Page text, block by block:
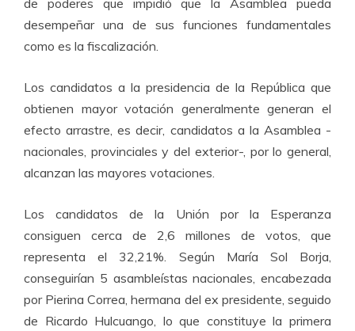
de poderes que impidió que la Asamblea pueda
desempeñar una de sus funciones fundamentales
como es la fiscalización.
Los candidatos a la presidencia de la República que
obtienen mayor votación generalmente generan el
efecto arrastre, es decir, candidatos a la Asamblea -
nacionales, provinciales y del exterior-, por lo general,
alcanzan las mayores votaciones.
Los candidatos de la Unión por la Esperanza
consiguen cerca de 2,6 millones de votos, que
representa el 32,21%. Según María Sol Borja,
conseguirían 5 asambleístas nacionales, encabezada
por Pierina Correa, hermana del ex presidente, seguido
de Ricardo Hulcuango, lo que constituye la primera